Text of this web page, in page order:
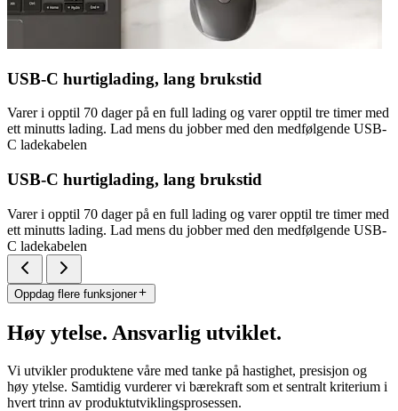
USB-C hurtiglading, lang brukstid
Varer i opptil 70 dager på en full lading og varer opptil tre timer med
ett minutts lading. Lad mens du jobber med den medfølgende USB-
C ladekabelen
USB-C hurtiglading, lang brukstid
Varer i opptil 70 dager på en full lading og varer opptil tre timer med
ett minutts lading. Lad mens du jobber med den medfølgende USB-
C ladekabelen
Oppdag flere funksjoner
Høy ytelse. Ansvarlig utviklet.
Vi utvikler produktene våre med tanke på hastighet, presisjon og
høy ytelse. Samtidig vurderer vi bærekraft som et sentralt kriterium i
hvert trinn av produktutviklingsprosessen.